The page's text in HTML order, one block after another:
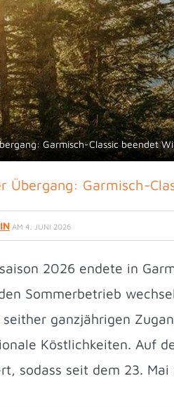
Garmisch-Classic beendet
Übergang: Garmisch-
AM 4. JUNI 2026
2026 endete in
Sommerbetrieb
ganzjährigen
Köstlichkeiten. Auf
sodass seit dem 23.